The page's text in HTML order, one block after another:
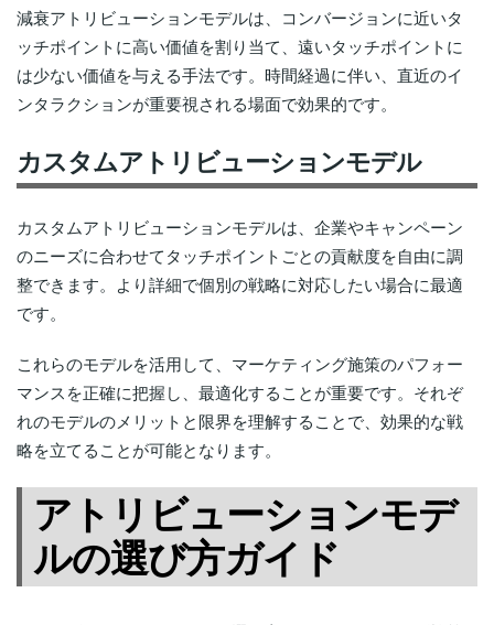
減衰アトリビューションモデルは、コンバージョンに近いタ
ッチポイントに高い価値を割り当て、遠いタッチポイントに
は少ない価値を与える手法です。時間経過に伴い、直近のイ
ンタラクションが重要視される場面で効果的です。
カスタムアトリビューションモデル
カスタムアトリビューションモデルは、企業やキャンペーン
のニーズに合わせてタッチポイントごとの貢献度を自由に調
整できます。より詳細で個別の戦略に対応したい場合に最適
です。
これらのモデルを活用して、マーケティング施策のパフォー
マンスを正確に把握し、最適化することが重要です。それぞ
れのモデルのメリットと限界を理解することで、効果的な戦
略を立てることが可能となります。
アトリビューションモデ
ルの選び方ガイド